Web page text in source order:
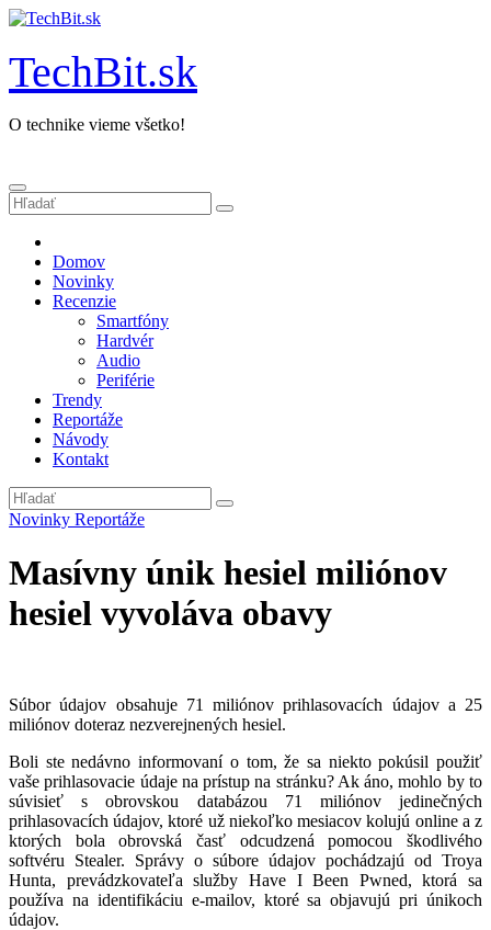
Prejsť
obsah
TechBit.sk
O technike vieme všetko!
Domov
Novinky
Recenzie
Smartfóny
Hardvér
Audio
Periférie
Trendy
Reportáže
Návody
Kontakt
Novinky Reportáže
Masívny únik hesiel miliónov
hesiel vyvoláva obavy
Súbor údajov obsahuje 71 miliónov prihlasovacích údajov a 25
miliónov doteraz nezverejnených hesiel.
Boli ste nedávno informovaní o tom, že sa niekto pokúsil použiť
vaše prihlasovacie údaje na prístup na stránku? Ak áno, mohlo by to
súvisieť s obrovskou databázou 71 miliónov jedinečných
prihlasovacích údajov, ktoré už niekoľko mesiacov kolujú online a z
ktorých bola obrovská časť odcudzená pomocou škodlivého
softvéru Stealer. Správy o súbore údajov pochádzajú od Troya
Hunta, prevádzkovateľa služby Have I Been Pwned, ktorá sa
používa na identifikáciu e-mailov, ktoré sa objavujú pri únikoch
údajov.